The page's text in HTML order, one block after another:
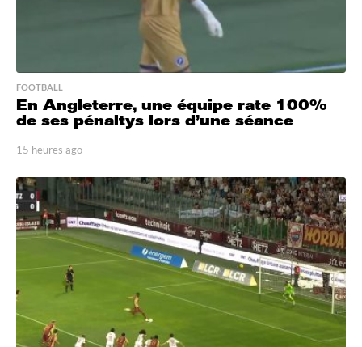
FOOTBALL
En Angleterre, une équipe rate 100%
de ses pénaltys lors d’une séance
15 heures ago
h
e
r
e